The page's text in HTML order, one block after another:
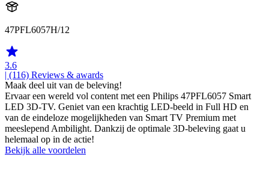
47PFL6057H/12
3.6
| (116) Reviews & awards
Maak deel uit van de beleving!
Ervaar een wereld vol content met een Philips 47PFL6057 Smart
LED 3D-TV. Geniet van een krachtig LED-beeld in Full HD en
van de eindeloze mogelijkheden van Smart TV Premium met
meeslepend Ambilight. Dankzij de optimale 3D-beleving gaat u
helemaal op in de actie!
Bekijk alle voordelen